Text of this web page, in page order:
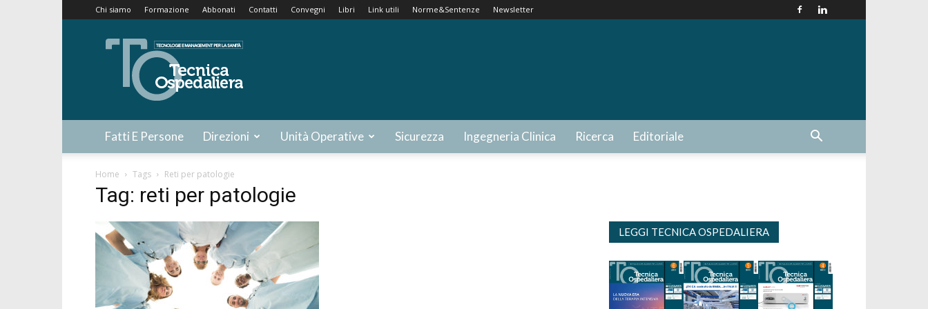
Chi siamo Formazione Abbonati Contatti Convegni Libri Link utili Norme&Sentenze Newsletter
Tecnica
Ospedaliera
Fatti E Persone Direzioni Unità Operative Sicurezza Ingegneria Clinica Ricerca Editoriale
Home Tags Reti per patologie
Tag: reti per patologie
LEGGI TECNICA OSPEDALIERA